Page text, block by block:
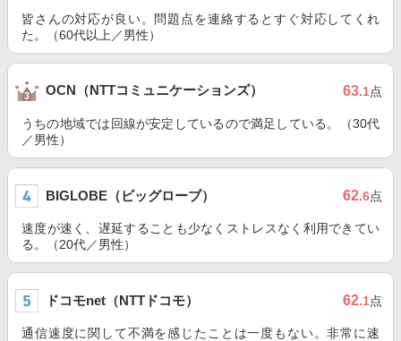
皆さんの対応が良い。問題点を連絡するとすぐ対応してくれ
た。（60代以上／男性）
OCN（NTTコミュニケーションズ） 63.1点
うちの地域では回線が安定しているので満足している。（30代
／男性）
BIGLOBE（ビッグローブ） 62.6点
速度が速く、遅延することも少なくストレスなく利用できてい
る。（20代／男性）
ドコモnet（NTTドコモ） 62.1点
通信速度に関して不満を感じたことは一度もない。非常に速